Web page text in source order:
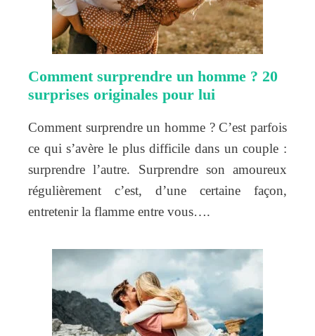
Comment surprendre un homme ? 20
surprises originales pour lui
Comment surprendre un homme ? C’est parfois
ce qui s’avère le plus difficile dans un couple :
surprendre l’autre. Surprendre son amoureux
régulièrement c’est, d’une certaine façon,
entretenir la flamme entre vous….